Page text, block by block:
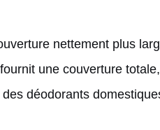
nettement plus
une couverture
déodorants